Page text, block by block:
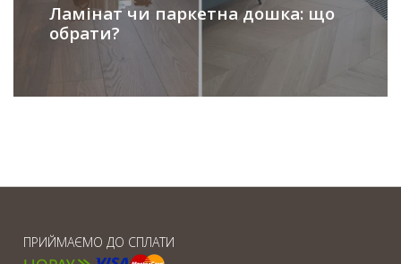
Ламінат чи паркетна дошка: що
обрати?
ПРИЙМАЄМО ДО СПЛАТИ